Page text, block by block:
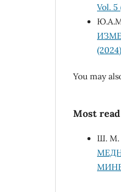
Vol. 5
(2024)
You may
Most
Ш. М.